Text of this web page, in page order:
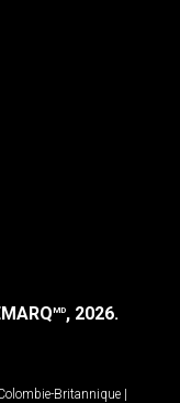
MD, 2026.
Britannique